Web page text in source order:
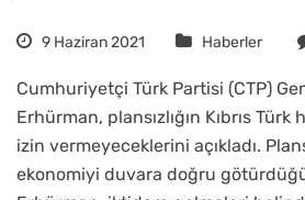
9 Haziran 2021 Haberler
Cumhuriyetçi Türk Partisi (CTP)
Erhürman, plansızlığın Kıbrıs Türk
izin vermeyeceklerini açıkladı.
ekonomiyi duvara doğru